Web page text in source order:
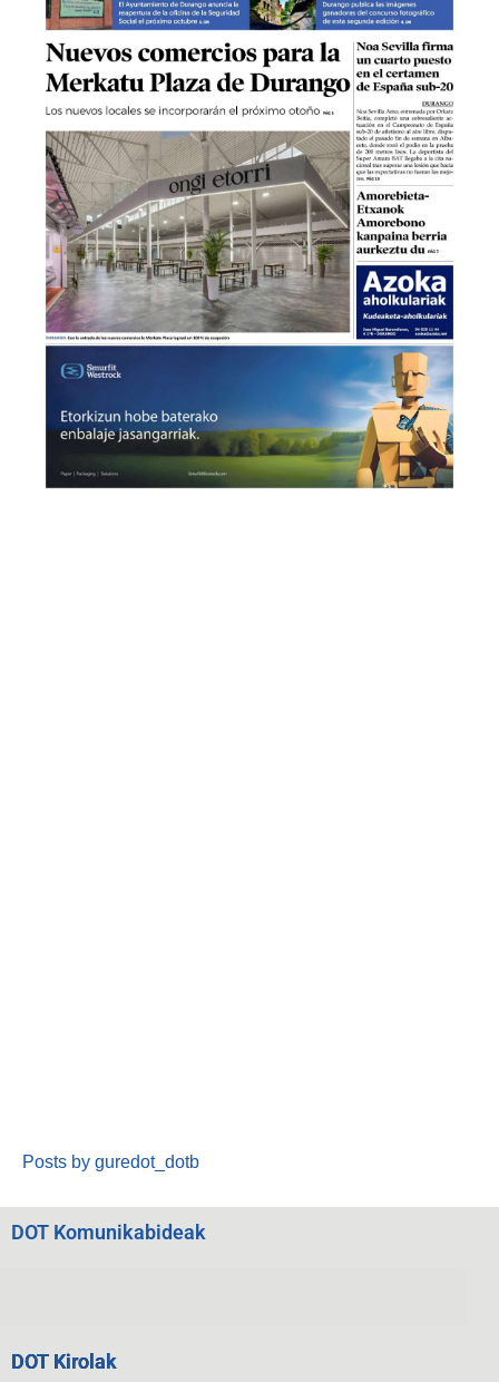
Posts by guredot_dotb
DOT Komunikabideak
DOT Kirolak